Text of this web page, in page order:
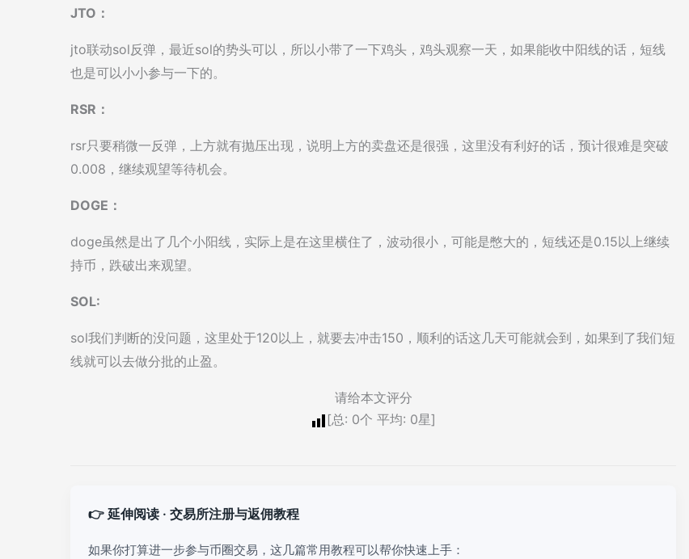
JTO：
jto联动sol反弹，最近sol的势头可以，所以小带了一下鸡头，鸡头观察一天，如果能收中阳线的话，短线
也是可以小小参与一下的。
RSR：
rsr只要稍微一反弹，上方就有抛压出现，说明上方的卖盘还是很强，这里没有利好的话，预计很难是突破
0.008，继续观望等待机会。
DOGE：
doge虽然是出了几个小阳线，实际上是在这里横住了，波动很小，可能是憋大的，短线还是0.15以上继续
持币，跌破出来观望。
SOL:
sol我们判断的没问题，这里处于120以上，就要去冲击150，顺利的话这几天可能就会到，如果到了我们短
线就可以去做分批的止盈。
请给本文评分
[总: 0个 平均: 0星]
👉 延伸阅读 · 交易所注册与返佣教程
如果你打算进一步参与币圈交易，这几篇常用教程可以帮你快速上手：